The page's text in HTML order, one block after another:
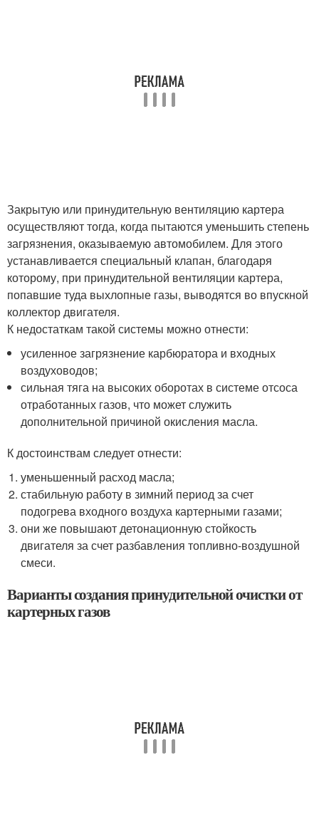
Закрытую или принудительную вентиляцию картера
осуществляют тогда, когда пытаются уменьшить степень
загрязнения, оказываемую автомобилем. Для этого
устанавливается специальный клапан, благодаря
которому, при принудительной вентиляции картера,
попавшие туда выхлопные газы, выводятся во впускной
коллектор двигателя.
К недостаткам такой системы можно отнести:
усиленное загрязнение карбюратора и входных
воздуховодов;
сильная тяга на высоких оборотах в системе отсоса
отработанных газов, что может служить
дополнительной причиной окисления масла.
К достоинствам следует отнести:
уменьшенный расход масла;
стабильную работу в зимний период за счет
подогрева входного воздуха картерными газами;
они же повышают детонационную стойкость
двигателя за счет разбавления топливно-воздушной
смеси.
Варианты создания принудительной очистки от
картерных газов